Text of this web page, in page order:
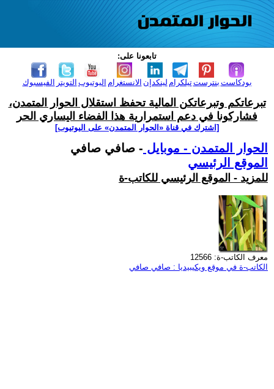
تابعونا على:
الفيسبوك التويتر اليوتيوب الانستغرام لينكدإن تيلكرامبنترست بودكاست
تبرعاتكم وتبرعاتكن المالية تحفظ استقلال الحوار المتمدن،
فشاركونا في دعم استمرارية هذا الفضاء اليساري الحر
[اشترك في قناة ‫«الحوار المتمدن» على اليوتيوب]
الحوار المتمدن - موبايل - صافي صافي
الموقع الرئيسي
للمزيد - الموقع الرئيسي للكاتب-ة
معرف الكاتب-ة: 12566
الكاتب-ة في موقع ويكيبيديا : صافي صافي